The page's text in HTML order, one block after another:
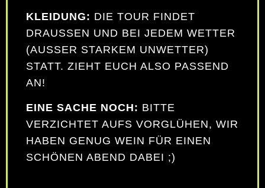
KLEIDUNG: DIE TOUR FINDET
DRAUSSEN UND BEI JEDEM WETTER (
AUSSER STARKEM UNWETTER) ST
ATT. ZIEHT EUCH ALSO PASSEND AN
!
EINE SACHE NOCH: BITTE
VERZICHTET AUFS VORGLÜHEN, WIR
HABEN GENUG WEIN FÜR EINEN
SCHÖNEN ABEND DABEI ;)